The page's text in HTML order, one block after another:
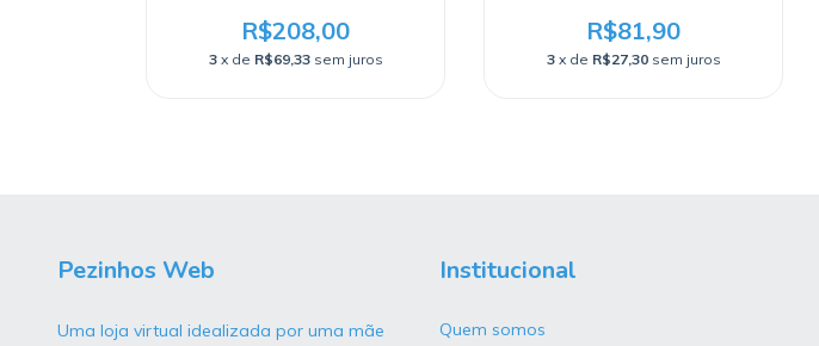
R$208,00
3 x de R$69,33 sem juros
R$81,90
3 x de R$27,30 sem juros
Pezinhos Web
Uma loja virtual idealizada por uma mãe
Institucional
Quem somos